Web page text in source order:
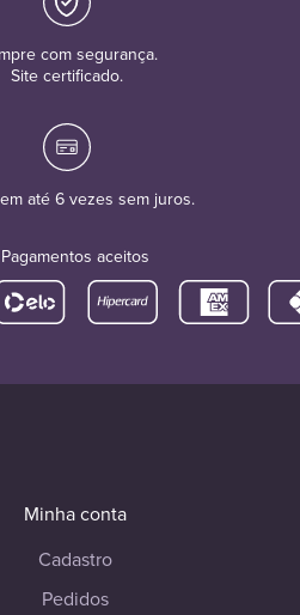
com segurança.
Site certificado.
até 6 vezes sem juros.
Pagamentos aceitos
Minha conta
Cadastro
Pedidos